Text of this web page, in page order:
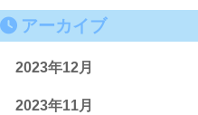
アーカイブ
2023年12月
2023年11月